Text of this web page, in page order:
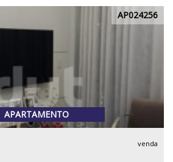
AP024256
APARTAMENTO
venda